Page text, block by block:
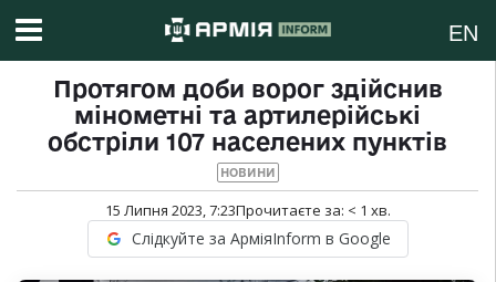
EN
Протягом доби ворог здійснив
мінометні та артилерійські
обстріли 107 населених пунктів
НОВИНИ
15 Липня 2023, 7:23Прочитаєте за: < 1 хв.
Слідкуйте за АрміяInform в Google